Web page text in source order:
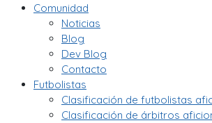
Comunidad
Noticias
Blog
Dev Blog
Contacto
Futbolistas
Clasificación de futbolistas
Clasificación de árbitros